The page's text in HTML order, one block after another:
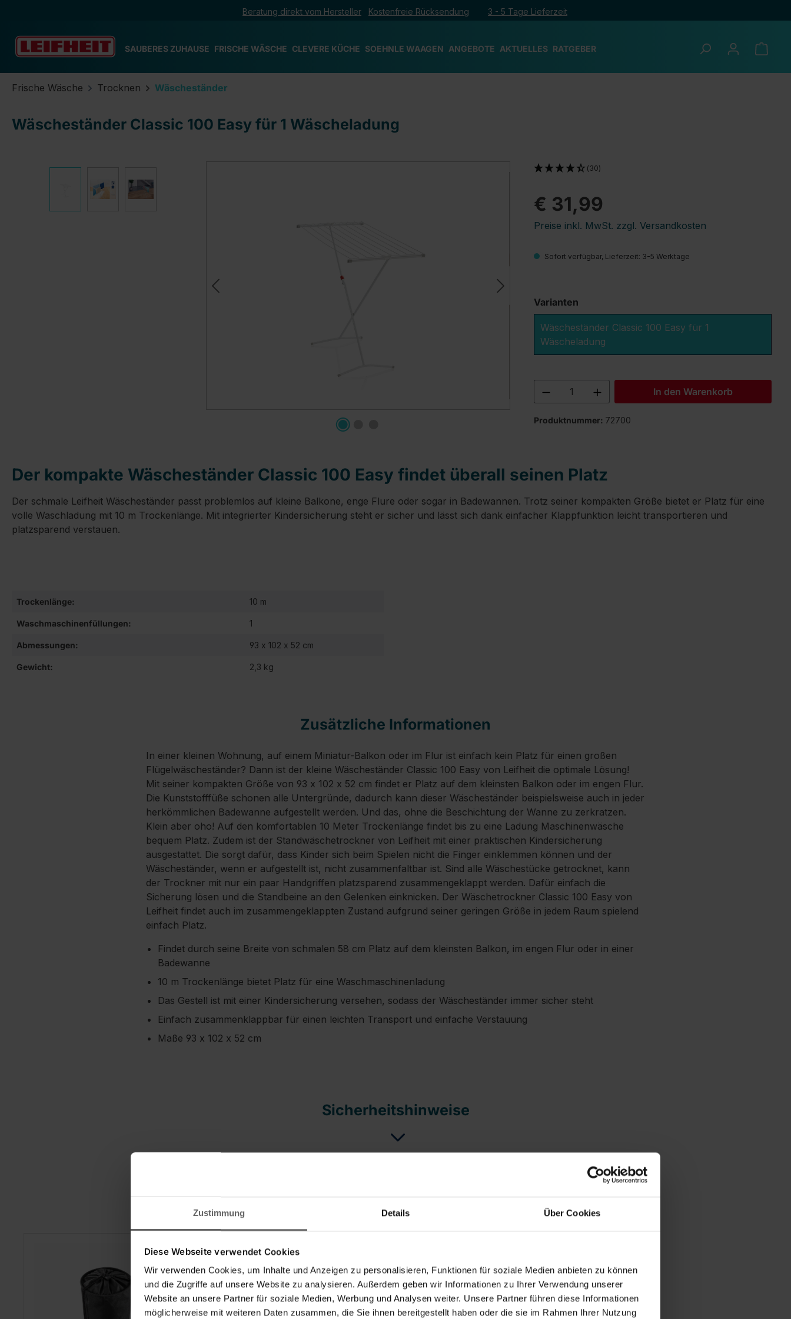
Zustimmung Details Über Cookies
Diese Webseite verwendet Cookies
Wir verwenden Cookies, um Inhalte und Anzeigen zu personalisieren, Funktionen für soziale Medien anbieten zu können
und die Zugriffe auf unsere Website zu analysieren. Außerdem geben wir Informationen zu Ihrer Verwendung unserer
Website an unsere Partner für soziale Medien, Werbung und Analysen weiter. Unsere Partner führen diese Informationen
möglicherweise mit weiteren Daten zusammen, die Sie ihnen bereitgestellt haben oder die sie im Rahmen Ihrer Nutzung
Beratung direkt vom Hersteller Kostenfreie Rücksendung 3 - 5 Tage Lieferzeit
SAUBERES ZUHAUSE FRISCHE WÄSCHE CLEVERE KÜCHE SOEHNLE WAAGEN ANGEBOTE AKTUELLES RATGEBER
Frische Wäsche Trocknen Wäscheständer
Wäscheständer Classic 100 Easy für 1 Wäscheladung
€ 31,99
Preise inkl. MwSt. zzgl. Versandkosten
(30)
Sofort verfügbar, Lieferzeit: 3-5 Werktage
Varianten
Wäscheständer Classic 100 Easy für 1
Wäscheladung
Produkt Anzahl: Gib den
In den Warenkorb
Produktnummer: 72700
Der kompakte Wäscheständer Classic 100 Easy findet überall seinen Platz
Der schmale Leifheit Wäscheständer passt problemlos auf kleine Balkone, enge Flure oder sogar in Badewannen. Trotz seiner kompakten Größe bietet er Platz für eine
volle Waschladung mit 10 m Trockenlänge. Mit integrierter Kindersicherung steht er sicher und lässt sich dank einfacher Klappfunktion leicht transportieren und
platzsparend verstauen.
Trockenlänge: 10 m
Waschmaschinenfüllungen: 1
Abmessungen: 93 x 102 x 52 cm
Gewicht: 2,3 kg
Zusätzliche Informationen
In einer kleinen Wohnung, auf einem Miniatur-Balkon oder im Flur ist einfach kein Platz für einen großen
Flügelwäscheständer? Dann ist der kleine Wäscheständer Classic 100 Easy von Leifheit die optimale Lösung!
Mit seiner kompakten Größe von 93 x 102 x 52 cm findet er Platz auf dem kleinsten Balkon oder im engen Flur.
Die Kunststofffüße schonen alle Untergründe, dadurch kann dieser Wäscheständer beispielsweise auch in jeder
herkömmlichen Badewanne aufgestellt werden. Und das, ohne die Beschichtung der Wanne zu zerkratzen.
Klein aber oho! Auf den komfortablen 10 Meter Trockenlänge findet bis zu eine Ladung Maschinenwäsche
bequem Platz. Zudem ist der Standwäschetrockner von Leifheit mit einer praktischen Kindersicherung
ausgestattet. Die sorgt dafür, dass Kinder sich beim Spielen nicht die Finger einklemmen können und der
Wäscheständer, wenn er aufgestellt ist, nicht zusammenfaltbar ist. Sind alle Wäschestücke getrocknet, kann
der Trockner mit nur ein paar Handgriffen platzsparend zusammengeklappt werden. Dafür einfach die
Sicherung lösen und die Standbeine an den Gelenken einknicken. Der Wäschetrockner Classic 100 Easy von
Leifheit findet auch im zusammengeklappten Zustand aufgrund seiner geringen Größe in jedem Raum spielend
einfach Platz.
Findet durch seine Breite von schmalen 58 cm Platz auf dem kleinsten Balkon, im engen Flur oder in einer
Badewanne
10 m Trockenlänge bietet Platz für eine Waschmaschinenladung
Das Gestell ist mit einer Kindersicherung versehen, sodass der Wäscheständer immer sicher steht
Einfach zusammenklappbar für einen leichten Transport und einfache Verstauung
Maße 93 x 102 x 52 cm
Sicherheitshinweise
Set & Accessories